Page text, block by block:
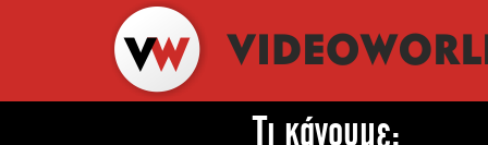
Τι κάνουμε: